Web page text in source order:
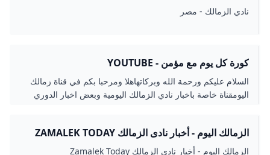
نادي الزمالك - مصر
كورة كل يوم مع مؤمن - YOUTUBE
السلام عليكم ورحمة الله وبركاتهاهلا ومرحبا بكم في قناة زمالك
اليومقناة خاصة باخبار نادي الزمالك اليومية وبعض اخبار الدوري
الزمالك اليوم - أخبار نادى الزمالك ZAMALEK TODAY
الزمالك اليوم - أخبار نادى الزمالك Zamalek Today